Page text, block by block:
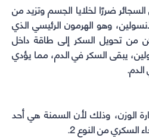
ضررًا لخلايا الجسم وتزيد من
وهو الهرمون الرئيسي الذي
من تحويل السكر إلى طاقة داخل
يبقى السكر في الدم، مما يؤدي
الوزن، وذلك لأن السمنة هي أحد
السكري من النوع 2.